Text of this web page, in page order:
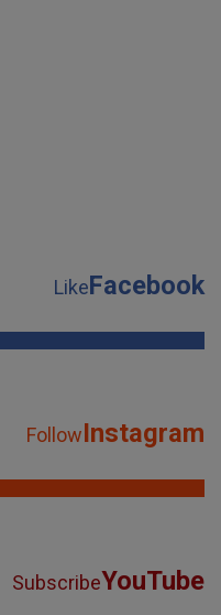
LikeFacebook
FollowInstagram
SubscribeYouTube